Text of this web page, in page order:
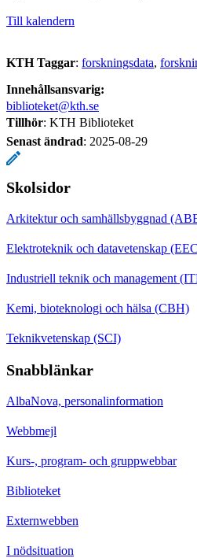
Till kalendern
KTH Taggar: forskningsdata
Innehållsansvarig:
biblioteket@kth.se
Tillhör: KTH Biblioteket
Senast ändrad: 2025-08-29
Skolsidor
Arkitektur och samhällsbyggnad
Elektroteknik och datavetenskap
Industriell teknik och management
Kemi, bioteknologi och hälsa (CBH)
Teknikvetenskap (SCI)
Snabblänkar
AlbaNova, personalinformation
Webbmejl
Kurs-, program- och gruppwebbar
Biblioteket
Externwebben
I nödsituation